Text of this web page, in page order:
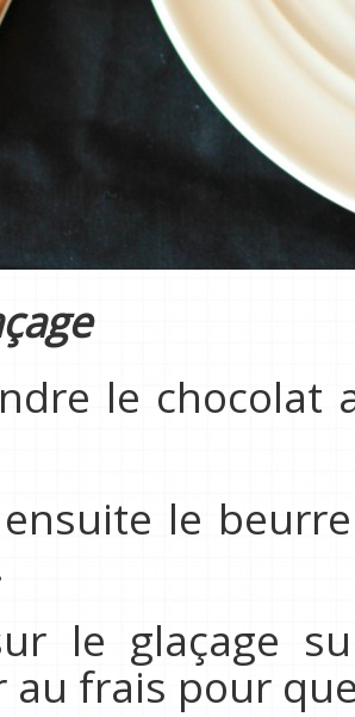
le chocolat
le
le glaçage
au frais pour